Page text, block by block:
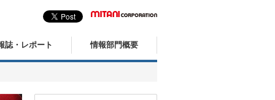
誌・レポート 情報部門概要